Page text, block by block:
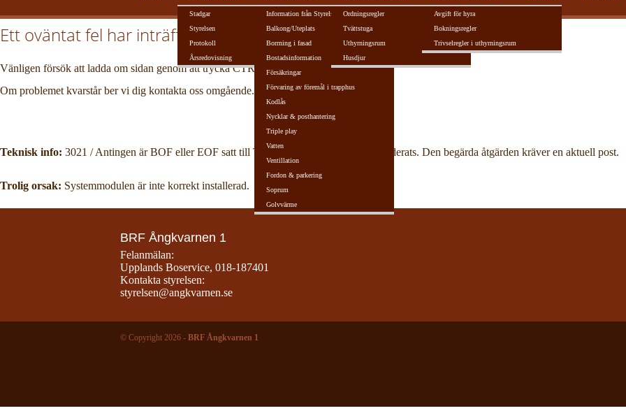
Stadgar
Styrelsen
Protokoll
Årsredovisning
Information från Styrelsen
Balkong/Uteplats
Borrning i fasad
Bostadsinformation
Försäkringar
Förvaring av föremål i trapphus
Kodlås
Nycklar & posthantering
Triple play
Vatten
Ventillation
Fordon & parkering
Soprum
Golvvärme
Ordningsregler
Tvättstuga
Uthyrningsrum
Husdjur
Avgift för hyra
Bokningsregler
Trivselregler i uthyrningsrum
Ett oväntat fel har inträffat!
Vänligen försök att ladda om sidan genom att trycka CTRL + R alternativt F5-tangenten.
Om problemet kvarstår ber vi dig kontakta oss omgående.
Teknisk info: 3021 / Antingen är BOF eller EOF satt till True, eller så har aktuell post raderats. Den begärda åtgärden kräver en aktuell post.
Trolig orsak: Systemmodulen är inte korrekt installerad.
BRF Ångkvarnen 1
Felanmälan:
Upplands Boservice, 018-187401
Kontakta styrelsen:
styrelsen@angkvarnen.se
© Copyright 2026 - BRF Ångkvarnen 1